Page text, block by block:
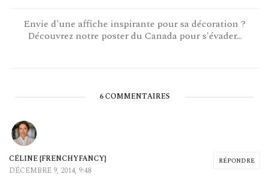
Envie d'une affiche inspirante pour sa décoration ?
Découvrez notre poster du Canada pour s'évader...
6 COMMENTAIRES
RÉPONDRE
CÉLINE {FRENCHYFANCY}
DÉCEMBRE 9, 2014, 9:48